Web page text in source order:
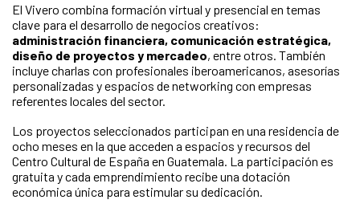
El Vivero combina formación virtual y presencial en temas
clave para el desarrollo de negocios creativos:
administración financiera, comunicación estratégica,
diseño de proyectos y mercadeo, entre otros. También
incluye charlas con profesionales iberoamericanos, asesorías
personalizadas y espacios de networking con empresas
referentes locales del sector.
Los proyectos seleccionados participan en una residencia de
ocho meses en la que acceden a espacios y recursos del
Centro Cultural de España en Guatemala. La participación es
gratuita y cada emprendimiento recibe una dotación
económica única para estimular su dedicación.